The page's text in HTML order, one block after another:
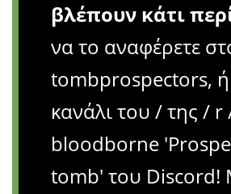
βλέπουν κάτι
να το αναφέρετε
tombprospectors,
κανάλι του / της / r
bloodborne
tomb' του Discord!